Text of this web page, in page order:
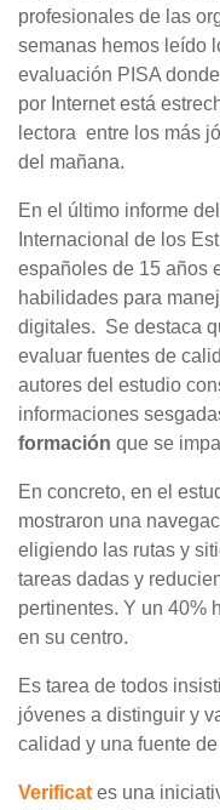
profesionales de las
semanas hemos leído
evaluación PISA
por Internet está
lectora entre los más
del mañana.
En el último informe
Internacional de los
españoles de 15 años
habilidades para
digitales. Se destaca
evaluar fuentes de
autores del estudio
informaciones
formación que se
En concreto, en el
mostraron una
eligiendo las rutas y
tareas dadas y
pertinentes. Y un 40%
en su centro.
Es tarea de todos
jóvenes a distinguir y
calidad y una fuente
Verificat es una